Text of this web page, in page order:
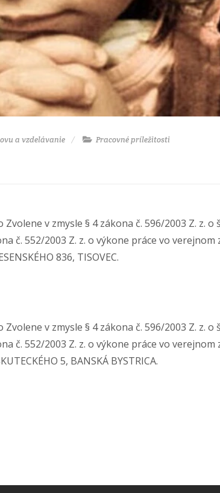
a vzdelávanie Pracovné príležitosti
v zmysle § 4 zákona č. 596/2003 Z. z.
č. 552/2003 Z. z. o výkone práce vo
836, TISOVEC.
v zmysle § 4 zákona č. 596/2003 Z. z.
č. 552/2003 Z. z. o výkone práce vo
5, BANSKÁ BYSTRICA.